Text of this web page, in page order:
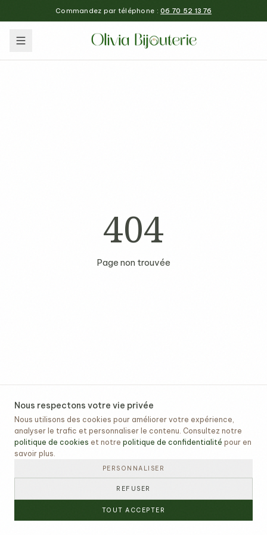
Commandez par téléphone :06 70 52 13 76
404
Page non trouvée
Nous respectons votre vie privée
Nous utilisons des cookies pour améliorer votre expérience,
analyser le trafic et personnaliser le contenu. Consultez notre
politique de cookies et notre politique de confidentialité pour en
savoir plus.
PERSONNALISER
REFUSER
TOUT ACCEPTER